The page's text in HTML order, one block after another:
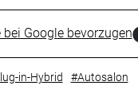
Google bevorzugen
in-Hybrid
#Autosalon